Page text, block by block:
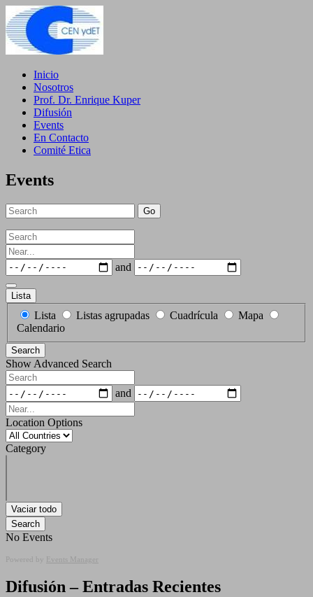
Inicio
Nosotros
Prof. Dr. Enrique Kuper
Difusión
Events
En Contacto
Comité Etica
Events
Go
Search
Near...
Dates
and
Lista
Search
Results
View
Type
Lista Listas agrupadas Cuadrícula
Mapa
Calendario
Search
Show Advanced Search
Search
Dates
and
Near...
Location Options
Country
Category
Vaciar todo
Search
No Events
Powered by Events Manager
Difusión – Entradas Recientes